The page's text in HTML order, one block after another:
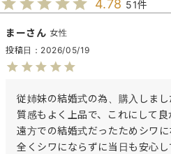
4.78 51
まー
女性
投稿日
2026/05/19
従姉妹の結婚式の為、購入しまし
質感もよく上品で、これにして良
遠方での結婚式だったためシワに
全くシワにならずに当日も安心し